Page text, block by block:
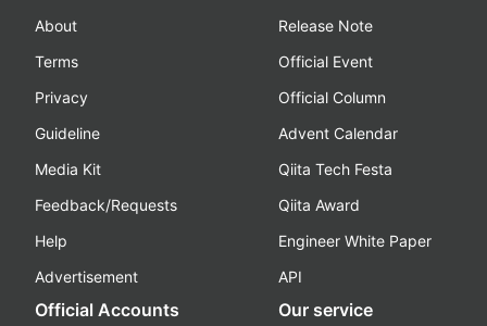
About
Terms
Privacy
Guideline
Media Kit
Feedback/Requests
Help
Advertisement
Release Note
Official Event
Official Column
Advent Calendar
Qiita Tech Festa
Qiita Award
Engineer White Paper
API
Official Accounts Our service